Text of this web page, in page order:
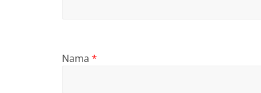
Nama *